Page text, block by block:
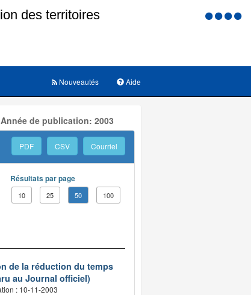
Menu
Aide
Nouveautés
de publication: 2003
PDF CSV Courriel
Résultats par page
10 25 50 100
de la réduction du temps
au Journal officiel)
: 10-11-2003